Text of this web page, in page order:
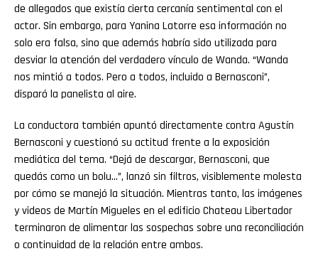
de allegados que existía cierta cercanía sentimental con el
actor. Sin embargo, para Yanina Latorre esa información no
solo era falsa, sino que además habría sido utilizada para
desviar la atención del verdadero vínculo de Wanda. “Wanda
nos mintió a todos. Pero a todos, incluido a Bernasconi”,
disparó la panelista al aire.
La conductora también apuntó directamente contra Agustín
Bernasconi y cuestionó su actitud frente a la exposición
mediática del tema. “Dejá de descargar, Bernasconi, que
quedás como un bolu…”, lanzó sin filtros, visiblemente molesta
por cómo se manejó la situación. Mientras tanto, las imágenes
y videos de Martín Migueles en el edificio Chateau Libertador
terminaron de alimentar las sospechas sobre una reconciliación
o continuidad de la relación entre ambos.